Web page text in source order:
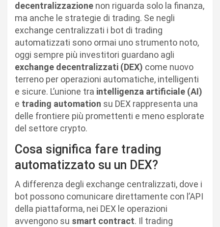
decentralizzazione non riguarda solo la finanza,
ma anche le strategie di trading. Se negli
exchange centralizzati i bot di trading
automatizzati sono ormai uno strumento noto,
oggi sempre più investitori guardano agli
exchange decentralizzati (DEX) come nuovo
terreno per operazioni automatiche, intelligenti
e sicure. L’unione tra intelligenza artificiale (AI)
e trading automation su DEX rappresenta una
delle frontiere più promettenti e meno esplorate
del settore crypto.
Cosa significa fare trading
automatizzato su un DEX?
A differenza degli exchange centralizzati, dove i
bot possono comunicare direttamente con l’API
della piattaforma, nei DEX le operazioni
avvengono su smart contract. Il trading